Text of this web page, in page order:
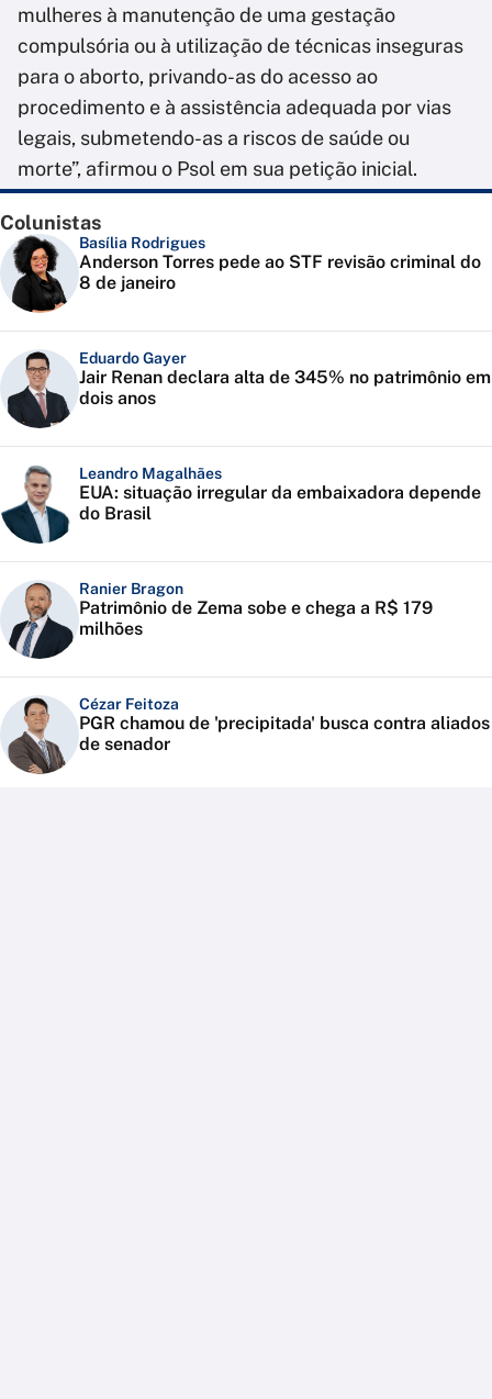
mulheres à manutenção de uma gestação
compulsória ou à utilização de técnicas inseguras
para o aborto, privando-as do acesso ao
procedimento e à assistência adequada por vias
legais, submetendo-as a riscos de saúde ou
morte”, afirmou o Psol em sua petição inicial.
Colunistas
Basília Rodrigues
Anderson Torres pede ao STF revisão criminal do
8 de janeiro
Eduardo Gayer
Jair Renan declara alta de 345% no patrimônio em
dois anos
Leandro Magalhães
EUA: situação irregular da embaixadora depende
do Brasil
Ranier Bragon
Patrimônio de Zema sobe e chega a R$ 179
milhões
Cézar Feitoza
PGR chamou de 'precipitada' busca contra aliados
de senador